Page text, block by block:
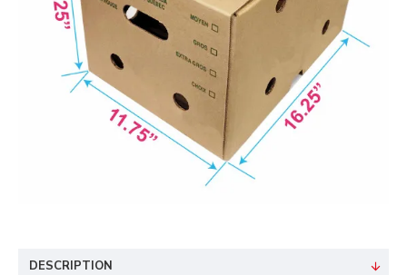
DESCRIPTION